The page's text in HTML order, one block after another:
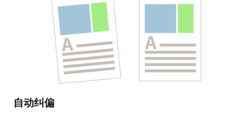
自动纠偏